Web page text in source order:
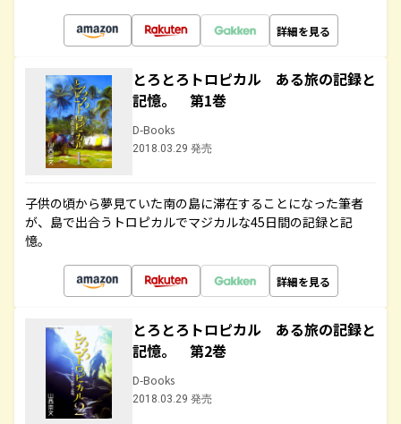
詳細を見る
とろとろトロピカル ある旅の記録と
記憶。 第1巻
D-Books
2018.03.29 発売
子供の頃から夢見ていた南の島に滞在することになった筆者
が、島で出合うトロピカルでマジカルな45日間の記録と記
憶。
詳細を見る
とろとろトロピカル ある旅の記録と
記憶。 第2巻
D-Books
2018.03.29 発売